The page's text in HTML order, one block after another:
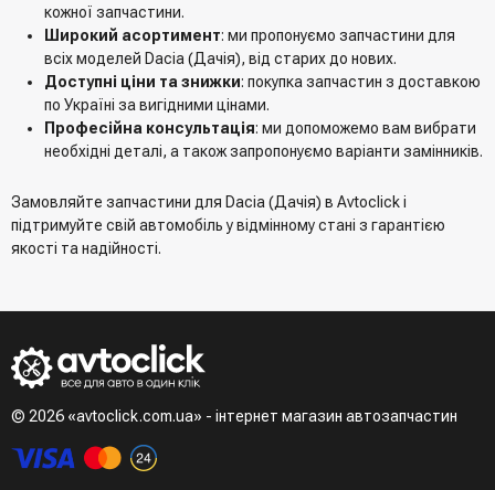
кожної запчастини.
Широкий асортимент: ми пропонуємо запчастини для
всіх моделей Dacia (Дачія), від старих до нових.
Доступні ціни та знижки: покупка запчастин з доставкою
по Україні за вигідними цінами.
Професійна консультація: ми допоможемо вам вибрати
необхідні деталі, а також запропонуємо варіанти замінників.
Замовляйте запчастини для Dacia (Дачія) в Avtoclick і
підтримуйте свій автомобіль у відмінному стані з гарантією
якості та надійності.
© 2026 «avtoclick.com.ua» - інтернет магазин автозапчастин